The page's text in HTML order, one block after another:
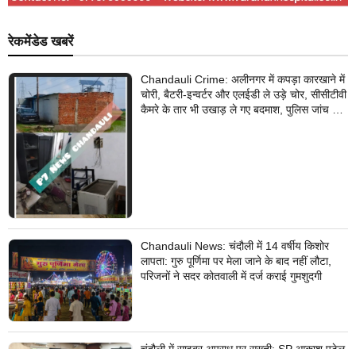
रेकमेंडेड खबरें
Chandauli Crime: अलीनगर में कपड़ा कारखाने में
चोरी, बैटरी-इन्वर्टर और एलईडी ले उड़े चोर, सीसीटीवी
कैमरे के तार भी उखाड़ ले गए बदमाश, पुलिस जांच में
Chandauli News: चंदौली में 14 वर्षीय किशोर
लापता: गुरु पूर्णिमा पर मेला जाने के बाद नहीं लौटा,
परिजनों ने सदर कोतवाली में दर्ज कराई गुमशुदगी